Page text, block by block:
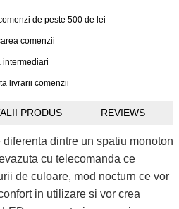
de peste 500 de lei
comenzii
intermediari
livrarii comenzii
PRODUS REVIEWS
dintre un spatiu monoton
cu telecomanda ce
de culoare, mod nocturn ce vor
in utilizare si vor crea